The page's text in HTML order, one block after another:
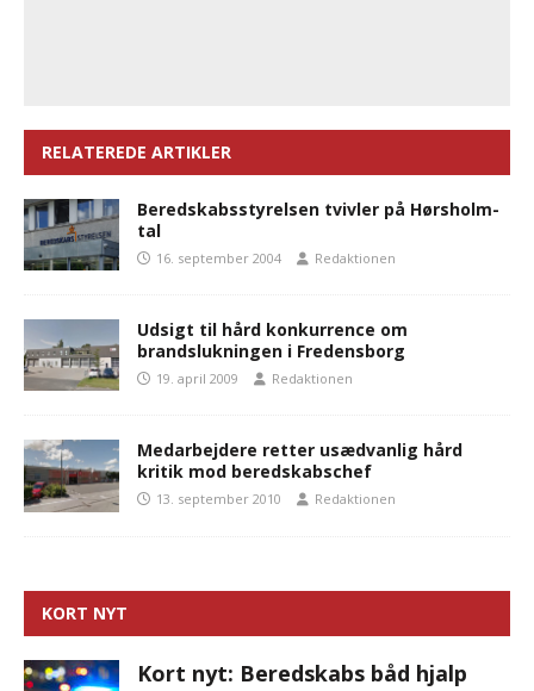
RELATEREDE ARTIKLER
Beredskabsstyrelsen tvivler på Hørsholm-
tal
16. september 2004 Redaktionen
Udsigt til hård konkurrence om
brandslukningen i Fredensborg
19. april 2009 Redaktionen
Medarbejdere retter usædvanlig hård
kritik mod beredskabschef
13. september 2010 Redaktionen
KORT NYT
Kort nyt: Beredskabs båd hjalp